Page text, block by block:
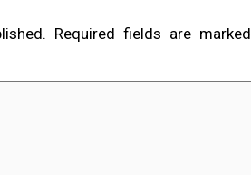
Required fields are marked